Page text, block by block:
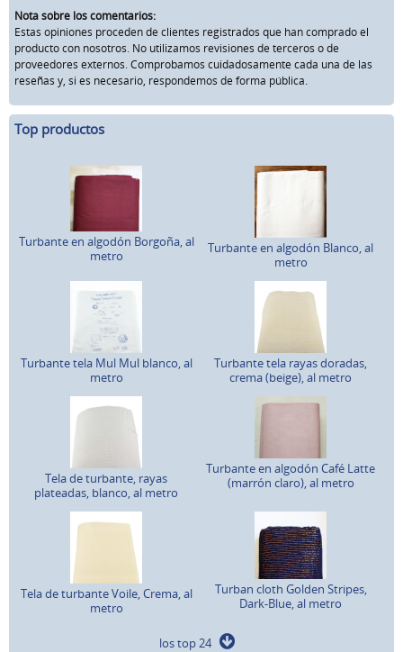
Nota sobre los comentarios:
Estas opiniones proceden de clientes registrados que han comprado el
producto con nosotros. No utilizamos revisiones de terceros o de
proveedores externos. Comprobamos cuidadosamente cada una de las
reseñas y, si es necesario, respondemos de forma pública.
Top productos
Turbante en algodón Borgoña, al
metro
Turbante en algodón Blanco, al
metro
Turbante tela Mul Mul blanco, al
metro
Turbante tela rayas doradas,
crema (beige), al metro
Tela de turbante, rayas
plateadas, blanco, al metro
Turbante en algodón Café Latte
(marrón claro), al metro
Tela de turbante Voile, Crema, al
metro
Turban cloth Golden Stripes,
Dark-Blue, al metro
los top 24